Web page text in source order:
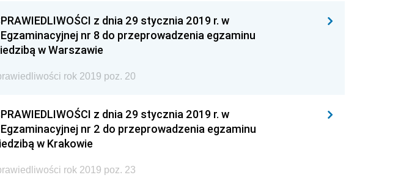
z dnia 29 stycznia 2019 r. w
nr 8 do przeprowadzenia egzaminu
w Warszawie
rok 2019 poz. 20
z dnia 29 stycznia 2019 r. w
nr 2 do przeprowadzenia egzaminu
w Krakowie
rok 2019 poz. 23